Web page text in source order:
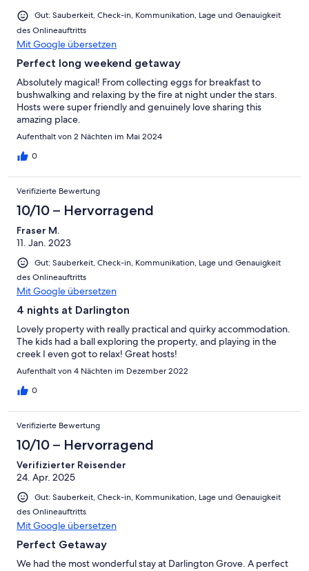
Gut: Sauberkeit, Check-in, Kommunikation, Lage und Genauigkeit
des Onlineauftritts
Mit Google übersetzen
Perfect long weekend getaway
Absolutely magical! From collecting eggs for breakfast to
bushwalking and relaxing by the fire at night under the stars.
Hosts were super friendly and genuinely love sharing this
amazing place.
Aufenthalt von 2 Nächten im Mai 2024
0
Verifizierte Bewertung
10/10 – Hervorragend
Fraser M.
11. Jan. 2023
Gut: Sauberkeit, Check-in, Kommunikation, Lage und Genauigkeit
des Onlineauftritts
Mit Google übersetzen
4 nights at Darlington
Lovely property with really practical and quirky accommodation.
The kids had a ball exploring the property, and playing in the
creek I even got to relax! Great hosts!
Aufenthalt von 4 Nächten im Dezember 2022
0
Verifizierte Bewertung
10/10 – Hervorragend
Verifizierter Reisender
24. Apr. 2025
Gut: Sauberkeit, Check-in, Kommunikation, Lage und Genauigkeit
des Onlineauftritts
Mit Google übersetzen
Perfect Getaway
We had the most wonderful stay at Darlington Grove. A perfect